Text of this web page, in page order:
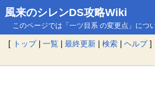
風来のシレンDS攻略Wiki
このページでは「一ツ目系 の変更点」につ
[ トップ| 一覧 | 最終更新 | 検索 | ヘルプ]